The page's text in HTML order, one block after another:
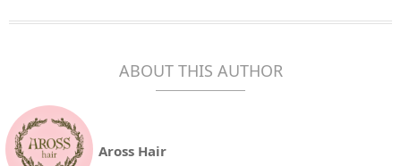
ABOUT THIS AUTHOR
Aross Hair